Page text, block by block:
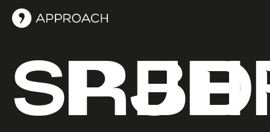
SPRJBH